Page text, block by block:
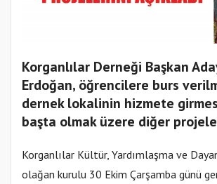
Korganlılar Derneği Başkan
Erdoğan, öğrencilere burs
dernek lokalinin hizmete
başta olmak üzere diğer
Korganlılar Kültür, Yardımlaşma ve
olağan kurulu 30 Ekim Çarşamba günü